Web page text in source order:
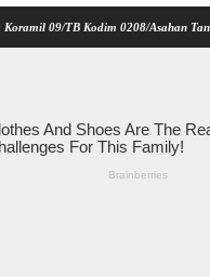
Kodim 0208/Asahan Tanamkan Cinta